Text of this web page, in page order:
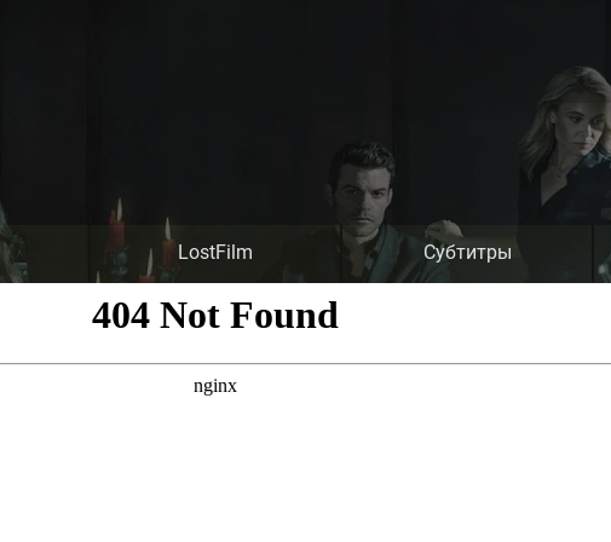
LostFilm Субтитры